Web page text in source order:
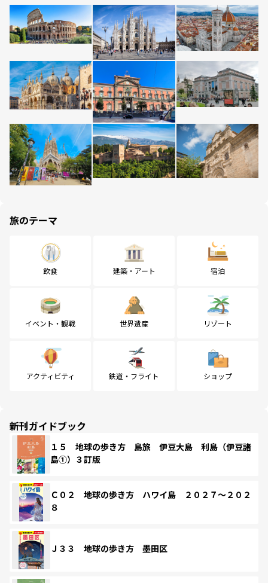
旅のテーマ
飲食 建築・アート 宿泊
イベント・観戦 世界遺産 リゾート
アクティビティ 鉄道・フライト ショップ
新刊ガイドブック
１５ 地球の歩き方 島旅 伊豆大島 利島（伊豆諸
島①）３訂版
Ｃ０２ 地球の歩き方 ハワイ島 ２０２７～２０２
８
Ｊ３３ 地球の歩き方 墨田区